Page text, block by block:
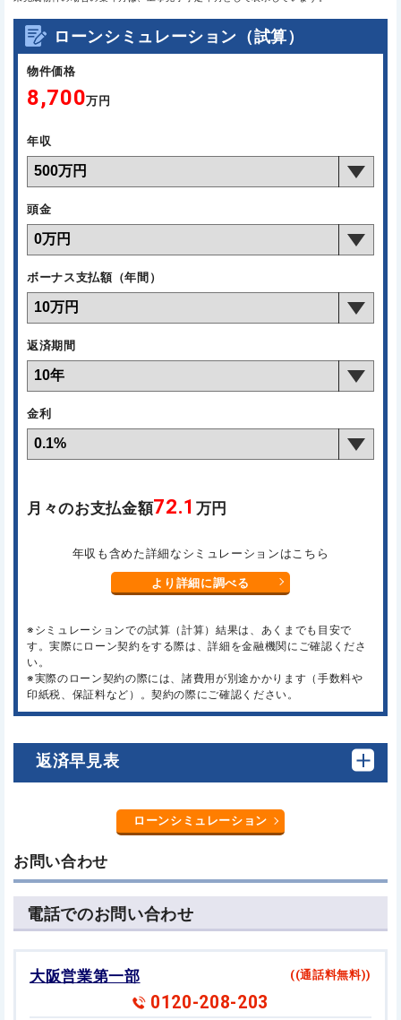
ローンシミュレーション（試算）
物件価格
8,700万円
年収
頭金
ボーナス支払額（年間）
返済期間
金利
月々のお支払金額72.1 万円
年収も含めた詳細なシミュレーションはこちら
より詳細に調べる
※シミュレーションでの試算（計算）結果は、あくまでも目安で
す。実際にローン契約をする際は、詳細を金融機関にご確認くださ
い。
※実際のローン契約の際には、諸費用が別途かかります（手数料や
印紙税、保証料など）。契約の際にご確認ください。
返済早見表
ローンシミュレーション
お問い合わせ
電話でのお問い合わせ
大阪営業第一部 ((通話料無料))
0120-208-203